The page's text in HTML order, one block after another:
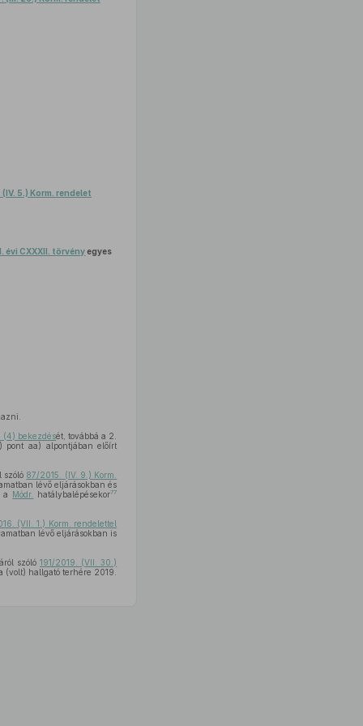
5.) Korm. rendelet
évi CXXXII. törvényegyes
(4) bekezdését, továbbá a 2.
pont aa) alpontjában előírt
szóló 87/2015. (IV. 9.) Korm.
lévő eljárásokban és
a Módr. hatálybalépésekor77
(VII. 1.) Korm. rendelettel
lévő eljárásokban is
szóló191/2019. (VII. 30.)
hallgató terhére 2019.